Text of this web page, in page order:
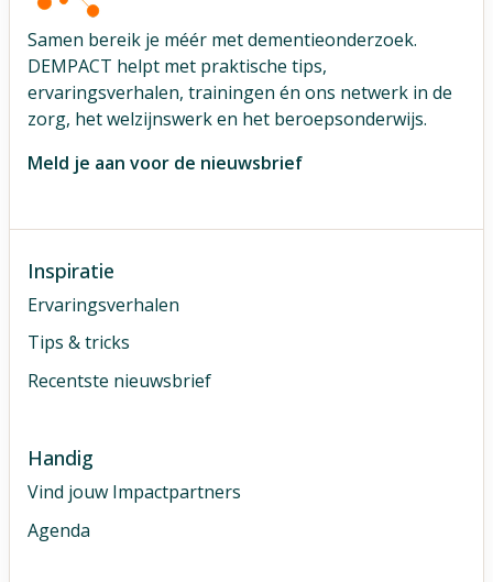
Samen bereik je méér met dementieonderzoek.
DEMPACT helpt met praktische tips,
ervaringsverhalen, trainingen én ons netwerk in de
zorg, het welzijnswerk en het beroepsonderwijs.
Meld je aan voor de nieuwsbrief
Inspiratie
Ervaringsverhalen
Tips & tricks
Recentste nieuwsbrief
Handig
Vind jouw Impactpartners
Agenda